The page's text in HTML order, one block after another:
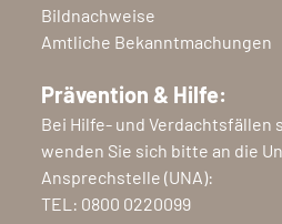
Bildnachweise
Amtliche Bekanntmachungen
Prävention & Hilfe:
Bei Hilfe- und Verdachtsfällen
wenden Sie sich bitte an die
Ansprechstelle (UNA):
TEL: 0800 0220099